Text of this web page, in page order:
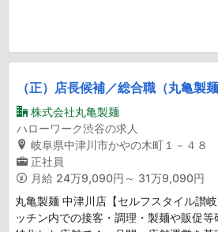
（正）店長候補／総合職（丸亀製
株式会社丸亀製麺
ハローワーク渋谷の求人
岐阜県中津川市かやの木町１－４８
正社員
月給 24万9,090円～ 31万9,090円
丸亀製麺 中津川店【セルフスタイル讃
ッチン内での接客・調理・製麺や販促